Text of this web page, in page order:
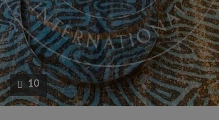
10